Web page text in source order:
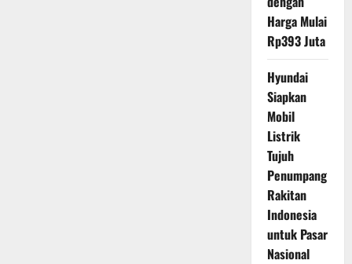
Harga Mulai
Rp393 Juta
Hyundai
Siapkan
Mobil
Listrik
Tujuh
Penumpang
Rakitan
Indonesia
untuk Pasar
Nasional